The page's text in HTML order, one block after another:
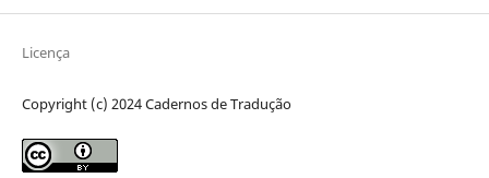
Licença
Copyright (c) 2024 Cadernos de Tradução